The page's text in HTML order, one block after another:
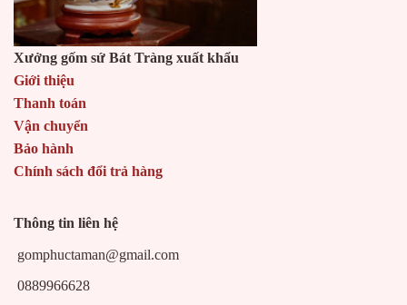
Xưởng gốm sứ Bát Tràng xuất khẩu
Giới thiệu
Thanh toán
Vận chuyển
Bảo hành
Chính sách đổi trả hàng
Thông tin liên hệ
gomphuctaman@gmail.com
0889966628